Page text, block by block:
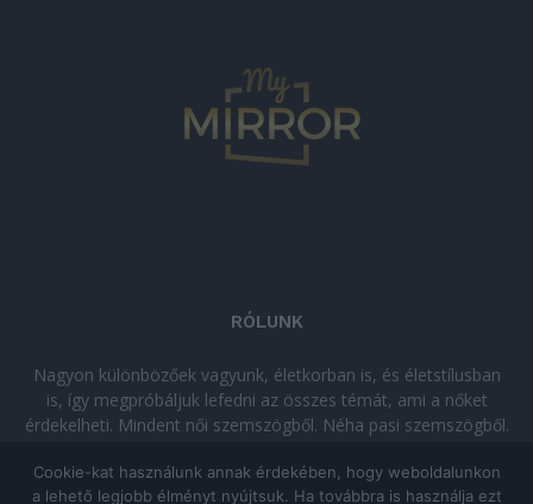
RÓLUNK
Nagyon különbözőek vagyunk, életkorban is, és életstílusban
is, így megpróbáljuk lefedni az összes témát, ami a nőket
érdekelheti. Mindent női szemszögből. Néha pasi szemszögből.
kikapcsolódásra vágysz!
Cookie-kat használunk annak érdekében, hogy weboldalunkon
a lehető legjobb élményt nyújtsuk. Ha továbbra is használja ezt